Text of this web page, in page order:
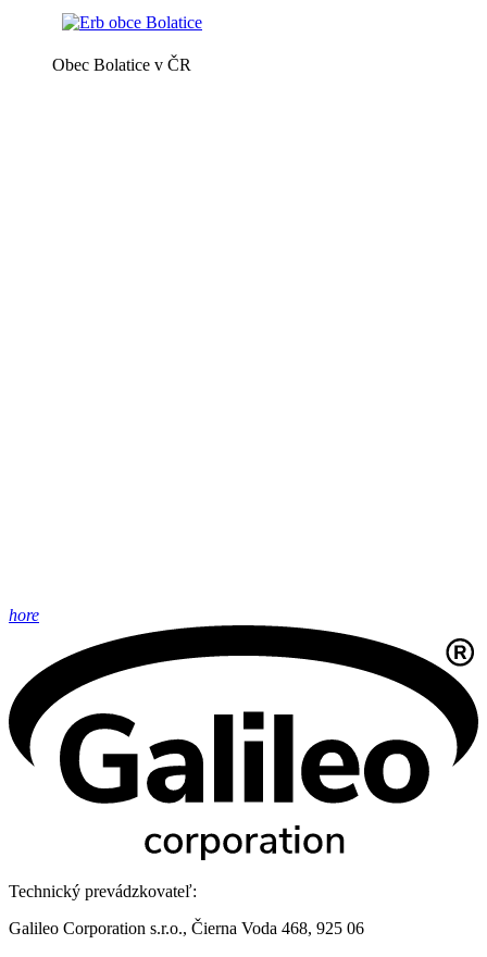
Obec Bolatice v ČR
hore
Technický prevádzkovateľ:
Galileo Corporation s.r.o., Čierna Voda 468, 925 06